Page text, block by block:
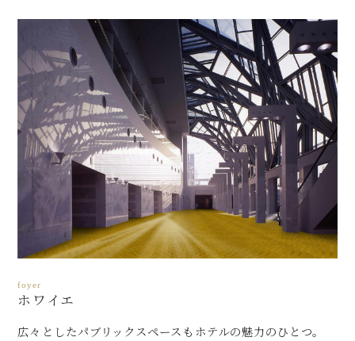
foyer
ホワイエ
広々としたパブリックスペースもホテルの魅力のひとつ。